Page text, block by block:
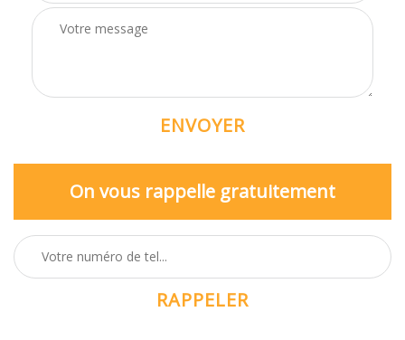
On vous rappelle gratuitement